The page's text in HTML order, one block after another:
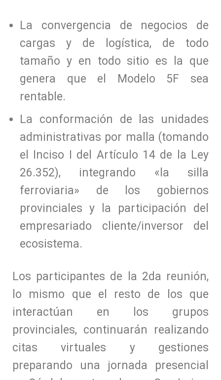
La convergencia de negocios de
cargas y de logística, de todo
tamaño y en todo sitio es la que
genera que el Modelo 5F sea
rentable.
La conformación de las unidades
administrativas por malla (tomando
el Inciso I del Artículo 14 de la Ley
26.352), integrando «la silla
ferroviaria» de los gobiernos
provinciales y la participación del
empresariado cliente/inversor del
ecosistema.
Los participantes de la 2da reunión,
lo mismo que el resto de los que
interactúan en los grupos
provinciales, continuarán realizando
citas virtuales y gestiones
preparando una jornada presencial